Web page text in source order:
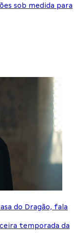
sob medida para
do Dragão, fala
temporada da